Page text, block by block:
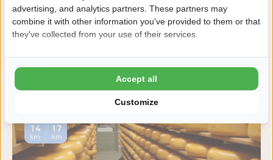
17
km
14
km
und Klein. In einem Moment fühlen Sie sich winzig an
den Füßen des Riesen der den Park überwacht.
Weitere Informationen
advertising, and analytics partners. These partners may
combine it with other information you've provided to them or that
they've collected from your use of their services.
Customize
Accept all